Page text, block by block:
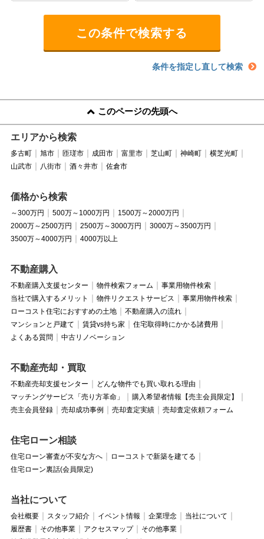
条件を指定し直して検索
このページの先頭へ
エリアから検索
多古町 旭市 匝瑳市 成田市 富里市 芝山町 神崎町
横芝光町
山武市
八街市 酒々井市 佐倉市
価格から検索
～300万円 500万～1000万円
1500万～2000万円
2000万～2500万円
2500万～3000万円
3000万～3500万円
3500万～4000万円
4000万以上
不動産購入
不動産購入支援センター 物件検索フォーム
事業用物件検索
当社で購入するメリット
物件リクエストサービス
事業用物件検索
ローコスト住宅におすすめの土地
不動産購入の流れ
マンションと戸建て
賃貸vs持ち家
住宅取得時にかかる諸費用
よくある質問
中古リノベーション
不動産売却・買取
不動産売却支援センター
どんな物件でも買い取れる理由
マッチングサービス「売り方革命」
購入希望者情報【売主会員限定】
売主会員登録
売却成功事例 売却査定実績 売却査定依頼フォーム
住宅ローン相談
住宅ローン審査が不安な方へ
ローコストで新築を建てる
住宅ローン裏話(会員限定)
当社について
会社概要 スタッフ紹介 イベント情報 企業理念
当社について
履歴書
その他事業 アクセスマップ
その他事業